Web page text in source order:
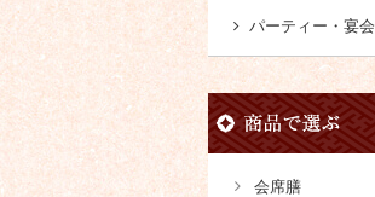
パーティー・宴会
会席膳